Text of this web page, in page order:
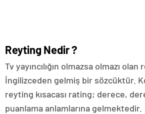
Reyting Nedir ?
Tv yayıncılığın olmazsa olmazı
İngilizceden gelmiş bir sözcüktür.
reyting kısacası rating; derece,
puanlama anlamlarına gelmektedir.